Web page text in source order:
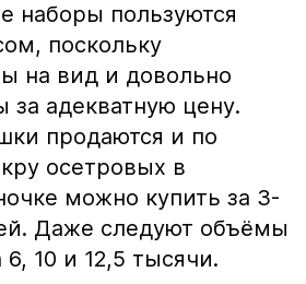
наборы пользуются
поскольку
на вид и довольно
за адекватную цену.
продаются и по
осетровых в
можно купить за 3-
Даже следуют объёмы
10 и 12,5 тысячи.